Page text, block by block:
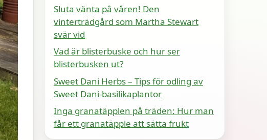
Sluta vänta på våren! Den
vinterträdgård som Martha Stewart
svär vid
Vad är blisterbuske och hur ser
blisterbusken ut?
Sweet Dani Herbs – Tips för odling av
Sweet Dani-basilikaplantor
Inga granatäpplen på träden: Hur man
får ett granatäpple att sätta frukt